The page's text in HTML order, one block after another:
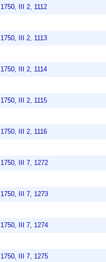
III 2, 1112
III 2, 1113
III 2, 1114
III 2, 1115
III 2, 1116
III 7, 1272
III 7, 1273
III 7, 1274
III 7, 1275